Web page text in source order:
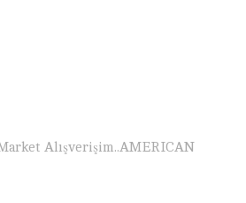
Alışverişim..AMERICAN